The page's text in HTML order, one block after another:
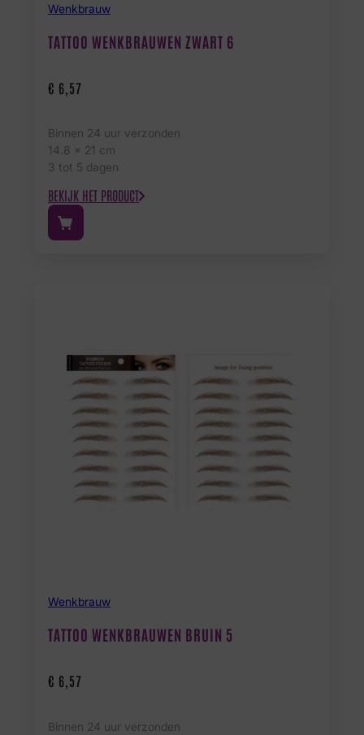
Wenkbrauw
TATTOO WENKBRAUWEN ZWART 6
€ 6,57
Binnen 24 uur verzonden
14.8 x 21 cm
3 tot 5 dagen
BEKIJK HET PRODUCT
Wenkbrauw
TATTOO WENKBRAUWEN BRUIN 5
€ 6,57
Binnen 24 uur verzonden